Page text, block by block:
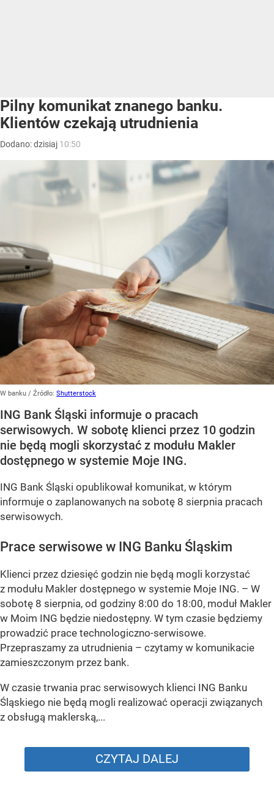
Pilny komunikat znanego banku.
Klientów czekają utrudnienia
Dodano:dzisiaj 10:50
W banku / Źródło: Shutterstock
ING Bank Śląski informuje o pracach
serwisowych. W sobotę klienci przez 10 godzin
nie będą mogli skorzystać z modułu Makler
dostępnego w systemie Moje ING.
ING Bank Śląski opublikował komunikat, w którym
informuje o zaplanowanych na sobotę 8 sierpnia pracach
serwisowych.
Prace serwisowe w ING Banku Śląskim
Klienci przez dziesięć godzin nie będą mogli korzystać
z modułu Makler dostępnego w systemie Moje ING. – W
sobotę 8 sierpnia, od godziny 8:00 do 18:00, moduł Makler
w Moim ING będzie niedostępny. W tym czasie będziemy
prowadzić prace technologiczno-serwisowe.
Przepraszamy za utrudnienia – czytamy w komunikacie
zamieszczonym przez bank.
W czasie trwania prac serwisowych klienci ING Banku
Śląskiego nie będą mogli realizować operacji związanych
z obsługą maklerską,...
CZYTAJ DALEJ